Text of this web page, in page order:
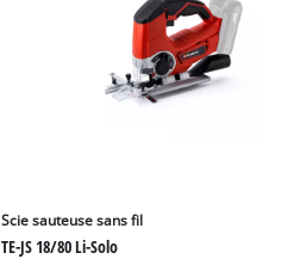
Scie sauteuse sans fil
TE-JS 18/80 Li-Solo